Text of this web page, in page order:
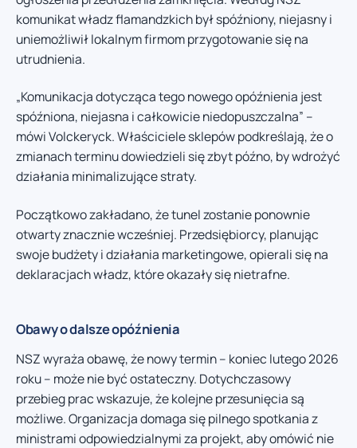
komunikat władz flamandzkich był spóźniony, niejasny i
uniemożliwił lokalnym firmom przygotowanie się na
utrudnienia.
„Komunikacja dotycząca tego nowego opóźnienia jest
spóźniona, niejasna i całkowicie niedopuszczalna” –
mówi Volckeryck. Właściciele sklepów podkreślają, że o
zmianach terminu dowiedzieli się zbyt późno, by wdrożyć
działania minimalizujące straty.
Początkowo zakładano, że tunel zostanie ponownie
otwarty znacznie wcześniej. Przedsiębiorcy, planując
swoje budżety i działania marketingowe, opierali się na
deklaracjach władz, które okazały się nietrafne.
Obawy o dalsze opóźnienia
NSZ wyraża obawę, że nowy termin – koniec lutego 2026
roku – może nie być ostateczny. Dotychczasowy
przebieg prac wskazuje, że kolejne przesunięcia są
możliwe. Organizacja domaga się pilnego spotkania z
ministrami odpowiedzialnymi za projekt, aby omówić nie